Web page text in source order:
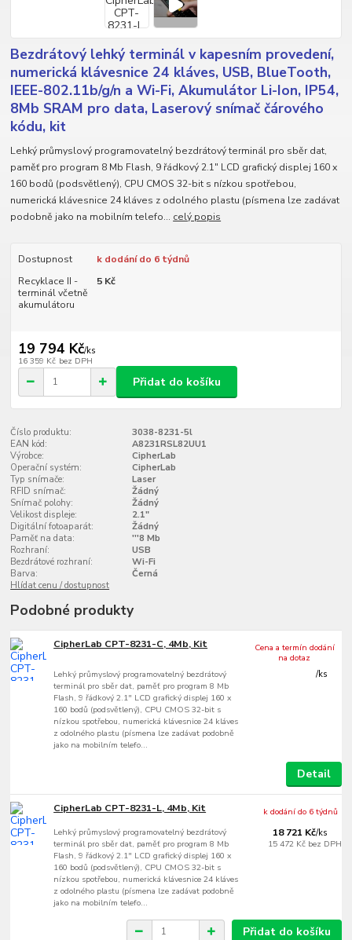
Bezdrátový lehký terminál v kapesním provedení,
numerická klávesnice 24 kláves, USB, BlueTooth,
IEEE-802.11b/g/n a Wi-Fi, Akumulátor Li-Ion, IP54,
8Mb SRAM pro data, Laserový snímač čárového
kódu, kit
Lehký průmyslový programovatelný bezdrátový terminál pro sběr dat,
paměť pro program 8 Mb Flash, 9 řádkový 2.1" LCD grafický displej 160 x
160 bodů (podsvětlený), CPU CMOS 32-bit s nízkou spotřebou,
numerická klávesnice 24 kláves z odolného plastu (písmena lze zadávat
podobně jako na mobilním telefo... celý popis
Dostupnost
k dodání do 6 týdnů
Recyklace II -
terminál včetně
akumulátoru
5 Kč
19 794 Kč/ks
16 359 Kč bez DPH
Přidat do košíku
Číslo produktu:
3038-8231-5l
EAN kód:
A8231RSL82UU1
Výrobce:
CipherLab
Operační systém:
CipherLab
Typ snímače:
Laser
RFID snímač:
Žádný
Snímač polohy:
Žádný
Velikost displeje:
2.1"
Digitální fotoaparát:
Žádný
Paměť na data:
'''8 Mb
Rozhraní:
USB
Bezdrátové rozhraní:
Wi-Fi
Barva:
Černá
Hlídat cenu / dostupnost
Podobné produkty
CipherLab CPT-8231-C, 4Mb, Kit
Lehký průmyslový programovatelný bezdrátový
terminál pro sběr dat, paměť pro program 8 Mb
Flash, 9 řádkový 2.1" LCD grafický displej 160 x
160 bodů (podsvětlený), CPU CMOS 32-bit s
nízkou spotřebou, numerická klávesnice 24 kláves
z odolného plastu (písmena lze zadávat podobně
jako na mobilním telefo...
/ks
Cena a termín dodání
na dotaz
Detail
CipherLab CPT-8231-L, 4Mb, Kit
Lehký průmyslový programovatelný bezdrátový
terminál pro sběr dat, paměť pro program 8 Mb
Flash, 9 řádkový 2.1" LCD grafický displej 160 x
160 bodů (podsvětlený), CPU CMOS 32-bit s
nízkou spotřebou, numerická klávesnice 24 kláves
z odolného plastu (písmena lze zadávat podobně
jako na mobilním telefo...
18 721 Kč/ks
15 472 Kč bez DPH
k dodání do 6 týdnů
Přidat do košíku